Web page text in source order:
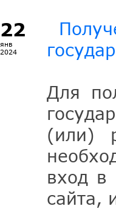
22
янв
2024
Для
(или)
вход в
сайта,